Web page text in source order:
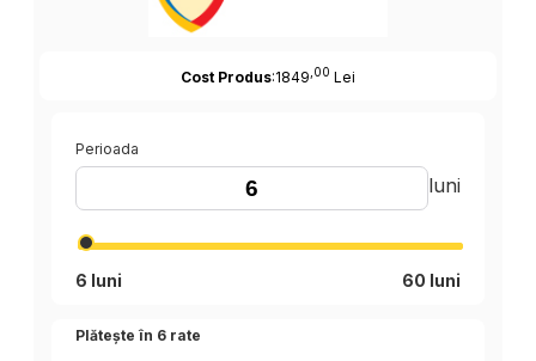
Cost Produs:1849 ,00 Lei
Perioada
luni
6 luni 60 luni
Plătește în 6 rate